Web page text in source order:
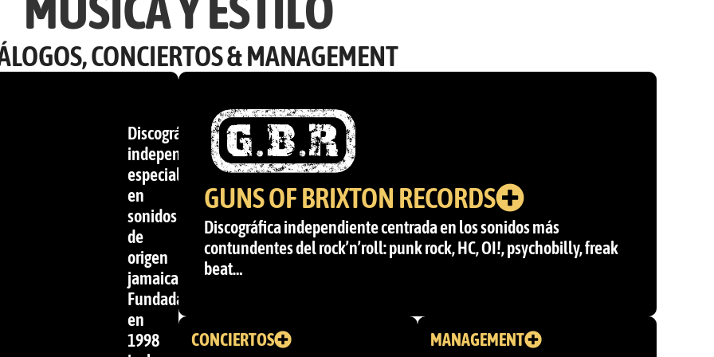
CONCIERTOS & MANAGEMENT
Discográfica
independiente
especializada
en
sonidos
de
origen
jamaicano.
Fundada
en
1998
GUNS OF BRIXTON RECORDS
Discográfica independiente centrada en los sonidos más
contundentes del rock’n’roll: punk rock, HC, OI!, psychobilly, freak
beat…
CONCIERTOS MANAGEMENT